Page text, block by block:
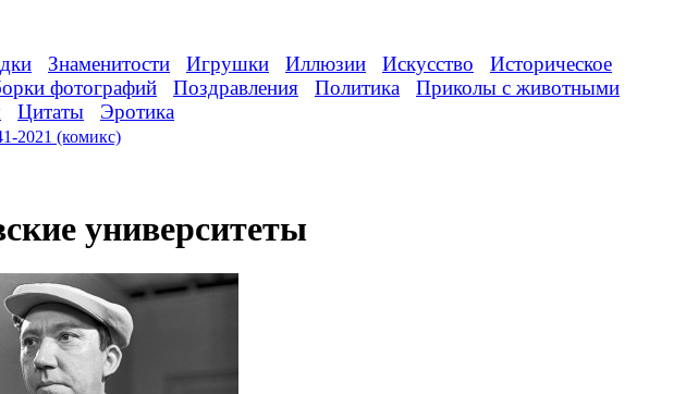
Знаменитости Игрушки Иллюзии Искусство
Историческое
фотографий Поздравления Политика
Приколы с животными
Цитаты Эротика
2021 (комикс)
университеты